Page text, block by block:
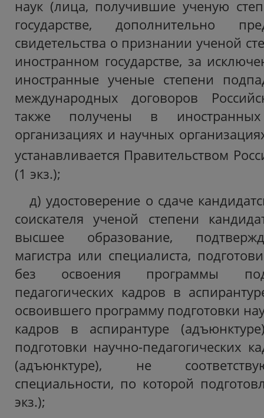
наук (лица, получившие ученую
государстве, дополнительно
свидетельства о признании ученой
иностранном государстве, за
иностранные ученые степени
международных договоров
также получены в иностранных
организациях и научных
устанавливается Правительством
(1 экз.);
д) удостоверение о сдаче
соискателя ученой степени
высшее образование,
магистра или специалиста,
без освоения программы
педагогических кадров в
освоившего программу подготовки
кадров в аспирантуре
подготовки научно-педагогических
(адъюнктуре), не
специальности, по которой
экз.);